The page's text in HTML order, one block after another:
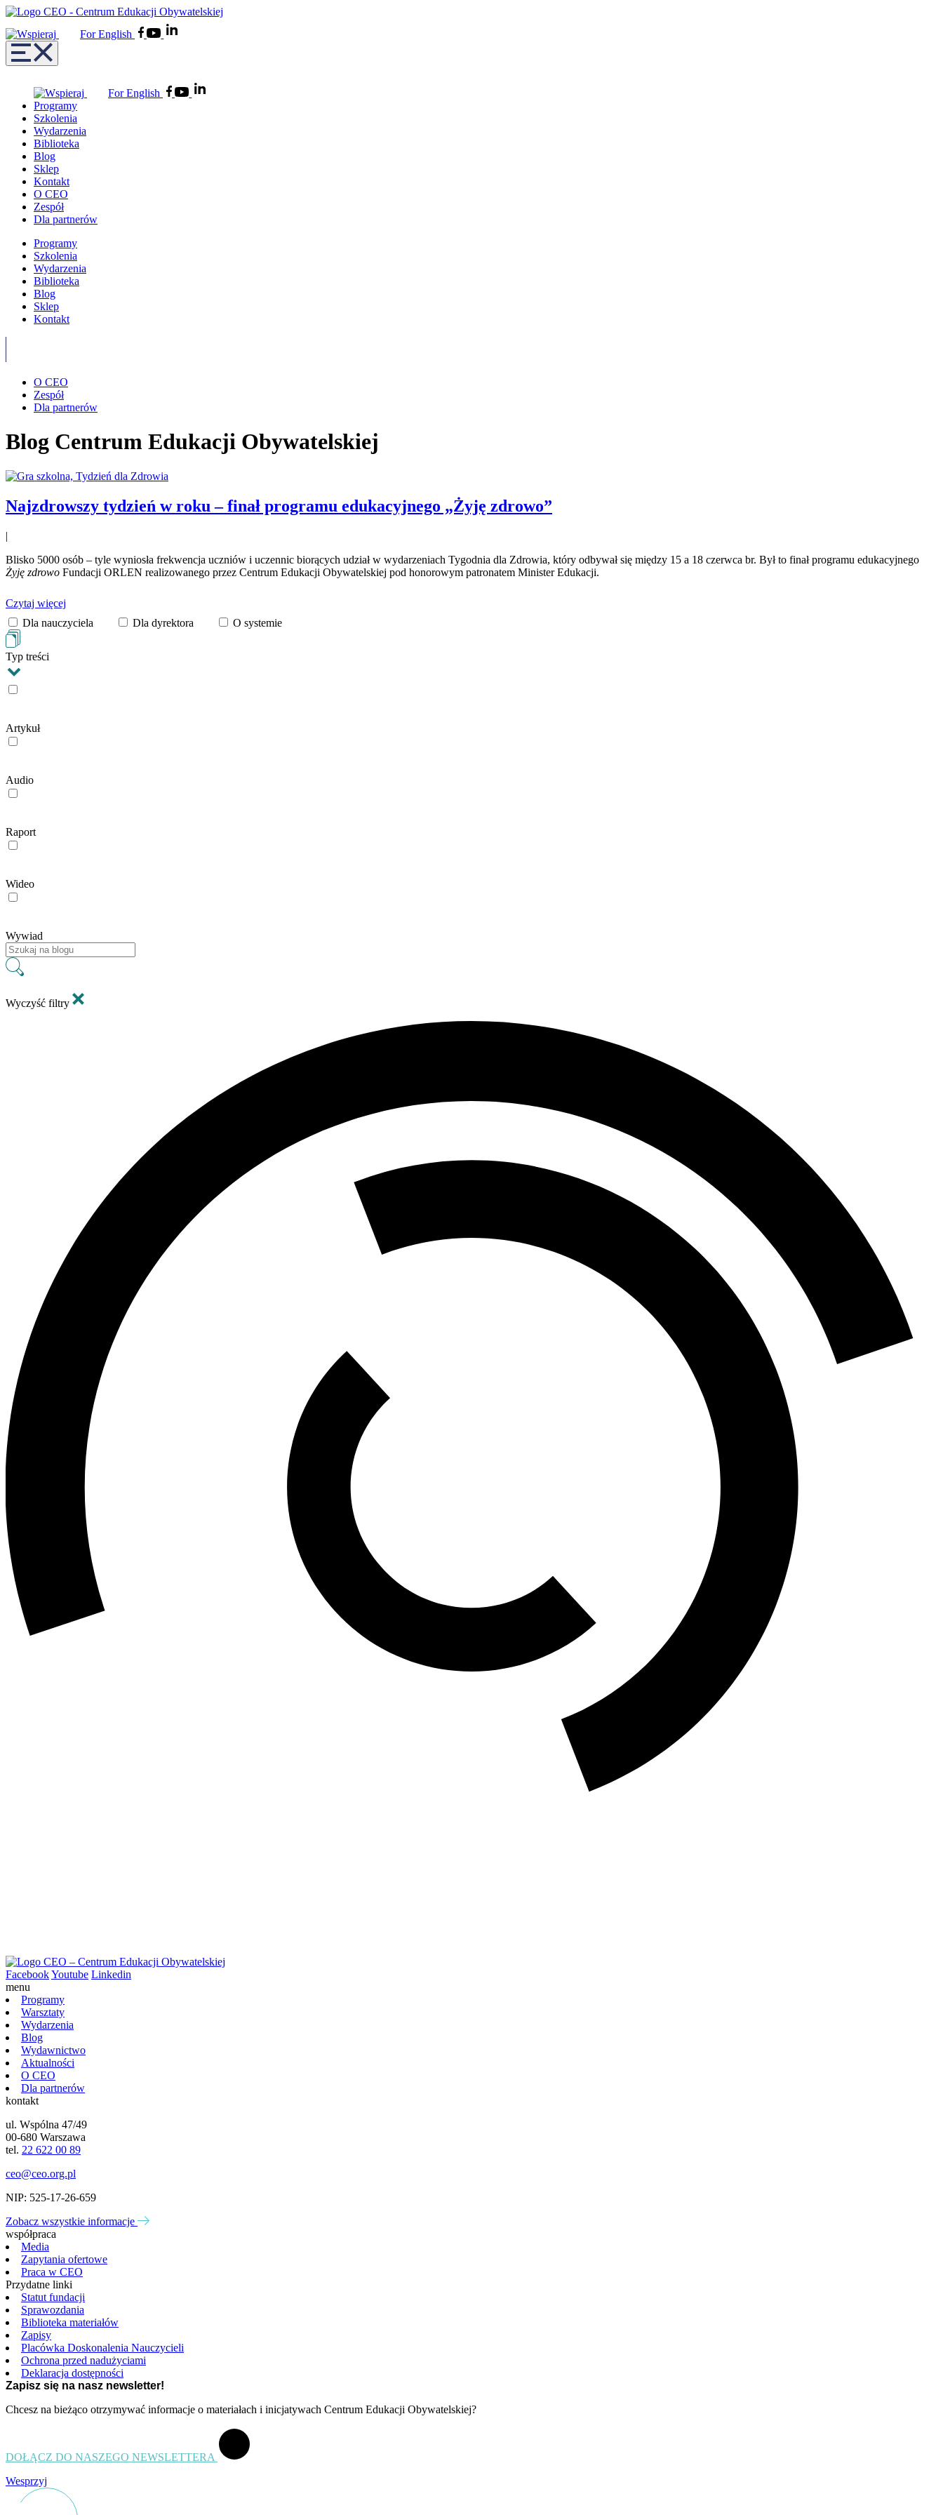
For English
For English
Programy
Szkolenia
Wydarzenia
Biblioteka
Blog
Sklep
Kontakt
O CEO
Zespół
Dla partnerów
Programy
Szkolenia
Wydarzenia
Biblioteka
Blog
Sklep
Kontakt
O CEO
Zespół
Dla partnerów
Blog Centrum Edukacji Obywatelskiej
Najzdrowszy tydzień w roku – finał programu edukacyjnego „Żyję zdrowo”
|
Blisko 5000 osób – tyle wyniosła frekwencja uczniów i uczennic biorących udział w wydarzeniach Tygodnia dla Zdrowia, który odbywał się między 15 a 18 czerwca br. Był to finał programu edukacyjnego
Żyję zdrowo Fundacji ORLEN realizowanego przez Centrum Edukacji Obywatelskiej pod honorowym patronatem Minister Edukacji.
Czytaj więcej
Dla nauczyciela
Dla dyrektora O systemie
Typ treści
Artykuł
Audio
Raport
Wideo
Wywiad
Wyczyść filtry
FacebookYoutube Linkedin
menu
Programy
Warsztaty
Wydarzenia
Blog
Wydawnictwo
Aktualności
O CEO
Dla partnerów
kontakt
ul. Wspólna 47/49
00-680 Warszawa
tel. 22 622 00 89
ceo@ceo.org.pl
NIP: 525-17-26-659
Zobacz wszystkie informacje
współpraca
Media
Zapytania ofertowe
Praca w CEO
Przydatne linki
Statut fundacji
Sprawozdania
Biblioteka materiałów
Zapisy
Placówka Doskonalenia Nauczycieli
Ochrona przed nadużyciami
Deklaracja dostępności
Zapisz się na nasz newsletter!
Chcesz na bieżąco otrzymywać informacje o materiałach i inicjatywach Centrum Edukacji Obywatelskiej?
DOŁĄCZ DO NASZEGO NEWSLETTERA
Wesprzyj